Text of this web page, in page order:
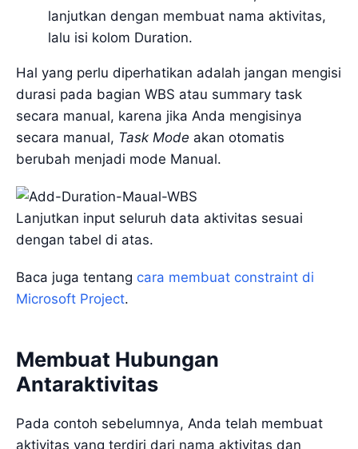
lanjutkan dengan membuat nama aktivitas,
lalu isi kolom Duration.
Hal yang perlu diperhatikan adalah jangan mengisi
durasi pada bagian WBS atau summary task
secara manual, karena jika Anda mengisinya
secara manual, Task Mode akan otomatis
berubah menjadi mode Manual.
Lanjutkan input seluruh data aktivitas sesuai
dengan tabel di atas.
Baca juga tentang cara membuat constraint di
Microsoft Project.
Membuat Hubungan
Antaraktivitas
Pada contoh sebelumnya, Anda telah membuat
aktivitas yang terdiri dari nama aktivitas dan